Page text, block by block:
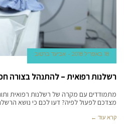
18 באפריל 2018 אביעד ברטוב
רשלנות רפואית – להתנהל בצורה
מתמודדים עם מקרה של רשלנות רפואית
מצדכם לפעול לפיה? דעו לכם כי נושא
קרא עוד ←